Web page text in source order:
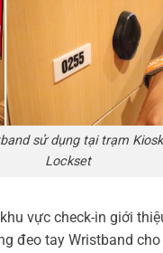
sử dụng tại trạm
Lockset
vực check-in giới
đeo tay Wristband